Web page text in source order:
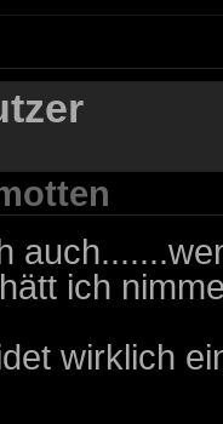
ich
wirklich